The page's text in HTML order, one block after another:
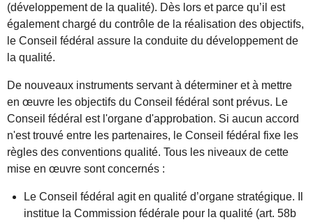
(développement de la qualité). Dès lors et parce qu’il est
également chargé du contrôle de la réalisation des objectifs,
le Conseil fédéral assure la conduite du développement de
la qualité.
De nouveaux instruments servant à déterminer et à mettre
en œuvre les objectifs du Conseil fédéral sont prévus. Le
Conseil fédéral est l'organe d'approbation. Si aucun accord
n'est trouvé entre les partenaires, le Conseil fédéral fixe les
règles des conventions qualité. Tous les niveaux de cette
mise en œuvre sont concernés :
Le Conseil fédéral agit en qualité d’organe stratégique. Il
institue la Commission fédérale pour la qualité (art. 58b